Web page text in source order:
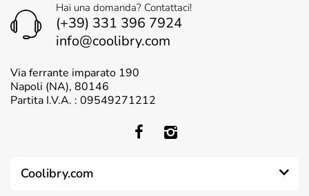
Hai una domanda? Contattaci!
(+39) 331 396 7924
info@coolibry.com
Via ferrante imparato 190
Napoli (NA), 80146
Partita I.V.A. : 09549271212
Coolibry.com